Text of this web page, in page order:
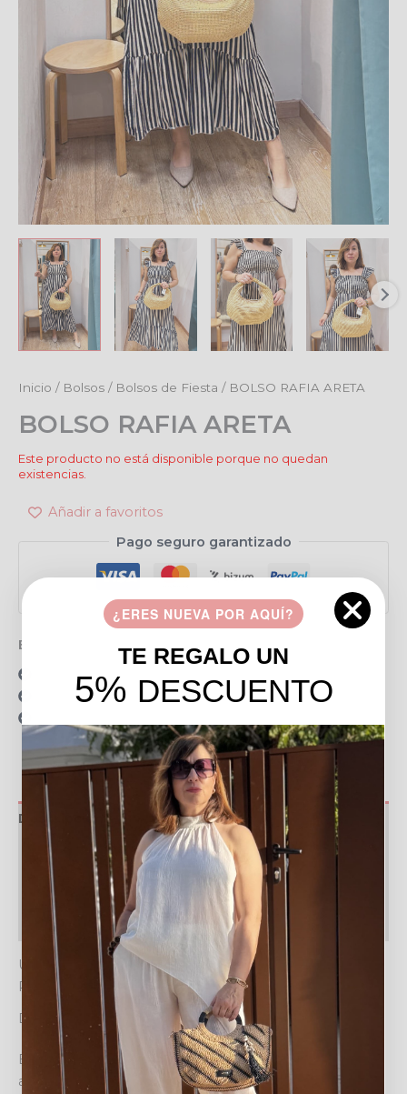
Inicio / Bolsos / Bolsos de Fiesta / BOLSO RAFIA ARETA
BOLSO RAFIA ARETA
Este producto no está disponible porque no quedan
existencias.
Añadir a favoritos
Pago seguro garantizado
Envío gratis en pedidos de más de 49 €
15 días para realizar devoluciones
Resolvemos tus dudas por llamada o WhatsApp
Descripción
Información adicional
Valoraciones (0)
Política de devoluciones
UN TOQUE NATURAL Y SOFISTICADO: EL BOLSO
RAFIA ARETA
Diseño y estilo
El BOLSO RAFIA ARETAes la definición de elegancia
artesanal. Confeccionado meticulosamente en rafia
¿ERES NUEVA POR AQUÍ?
TE REGALO UN
5% DESCUENTO